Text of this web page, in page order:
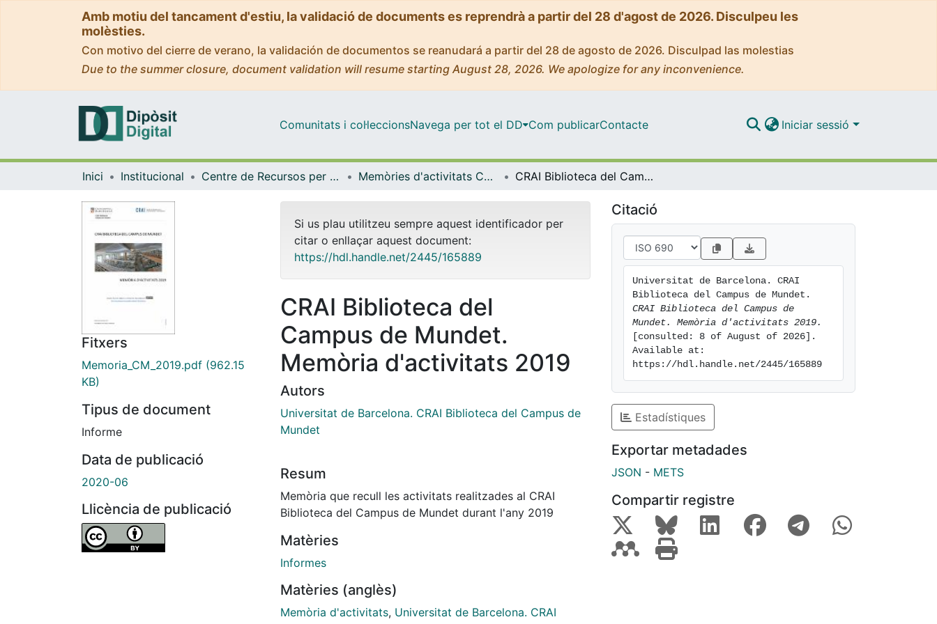
Amb motiu del tancament d'estiu, la validació de documents es reprendrà a partir del 28 d'agost de 2026. Disculpeu les
molèsties.
Con motivo del cierre de verano, la validación de documentos se reanudará a partir del 28 de agosto de 2026. Disculpad las molestias
Due to the summer closure, document validation will resume starting August 28, 2026. We apologize for any inconvenience.
Comunitats i col·leccionsNavega per tot el DD Com publicarContacte Iniciar sessió
Inici Institucional Centre de Recursos per a l'Aprenentatge i la Investigació (CRAI-UB) - Institucional Memòries d'activitats CRAI Biblioteques i Unitats (CRAI-UB) CRAI Biblioteca del Campus de Mundet. Memòria d'activitats 2019
Fitxers
Memoria_CM_2019.pdf (962.15
KB)
Tipus de document
Informe
Data de publicació
2020-06
Llicència de publicació
Si us plau utilitzeu sempre aquest identificador per
citar o enllaçar aquest document:
https://hdl.handle.net/2445/165889
CRAI Biblioteca del
Campus de Mundet.
Memòria d'activitats 2019
Autors
Universitat de Barcelona. CRAI Biblioteca del Campus de
Mundet
Resum
Memòria que recull les activitats realitzades al CRAI
Biblioteca del Campus de Mundet durant l'any 2019
Matèries
Informes
Matèries (anglès)
Memòria d'activitats, Universitat de Barcelona. CRAI
Citació
Universitat de Barcelona. CRAI
CRAI Biblioteca del Campus de
Mundet. Memòria d'activitats 2019.
[consulted: 8 of August of 2026].
Available at:
https://hdl.handle.net/2445/165889
Estadístiques
Exportar metadades
JSON - METS
Compartir registre